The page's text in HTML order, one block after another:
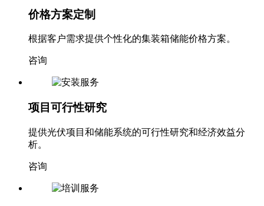
价格方案定制
根据客户需求提供个性化的集装箱储能价格方案。
咨询
项目可行性研究
提供光伏项目和储能系统的可行性研究和经济效益分
析。
咨询